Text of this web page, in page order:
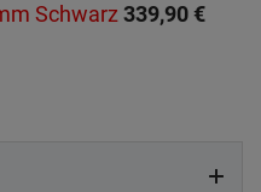
Schwarz 339,90 €